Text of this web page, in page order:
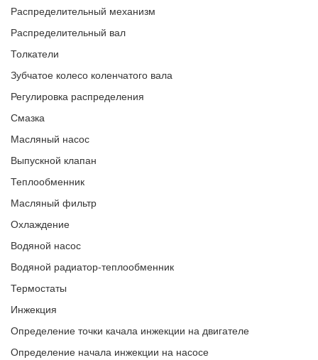
Распределительный механизм
Распределительный вал
Толкатели
Зубчатое колесо коленчатого вала
Регулировка распределения
Смазка
Масляный насос
Выпускной клапан
Теплообменник
Масляный фильтр
Охлаждение
Водяной насос
Водяной радиатор-теплообменник
Термостаты
Инжекция
Определение точки качала инжекции на двигателе
Определение начала инжекции на насосе